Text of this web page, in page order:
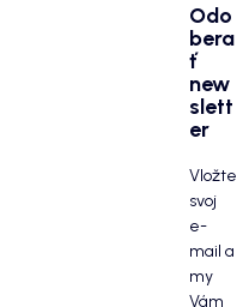
Odo
bera
ť
new
slett
er
Vložte
svoj
e-
mail a
my
Vám